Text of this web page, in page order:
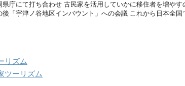
県庁にて打ち合わせ 古民家を活用していかに移住者を増や
後「宇津ノ谷地区インバウント」への会議 これから日本全国
リズム
ツーリズム